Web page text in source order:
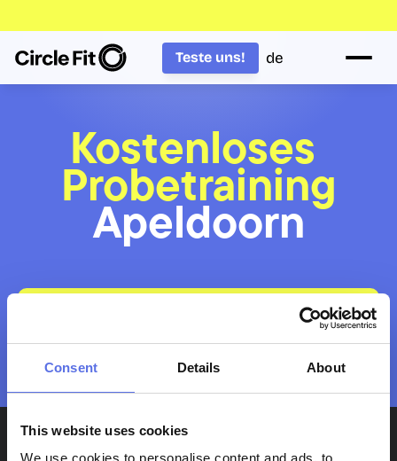
Consent Details About
This website uses cookies
We use cookies to personalise content and ads, to
de
Teste uns!
Kostenloses
Probetraining
Apeldoorn
Möchtest Du mit mehreren Personen kommen?
Buche für alle Teilnehmenden jeweils eine
eigene Probestunde. Plant direkt
aufeinanderfolgende Zeitfenster – so könnt Ihr
gemeinsam teilnehmen.